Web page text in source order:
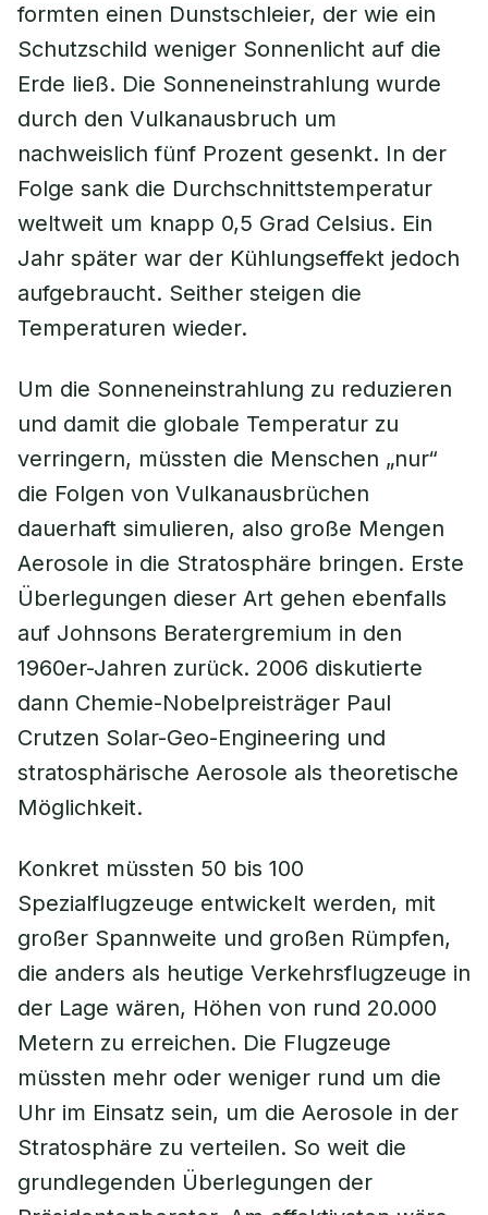
formten einen Dunstschleier, der wie ein
Schutzschild weniger Sonnenlicht auf die
Erde ließ. Die Sonneneinstrahlung wurde
durch den Vulkanausbruch um
nachweislich fünf Prozent gesenkt. In der
Folge sank die Durchschnittstemperatur
weltweit um knapp 0,5 Grad Celsius. Ein
Jahr später war der Kühlungseffekt jedoch
aufgebraucht. Seither steigen die
Temperaturen wieder.
Um die Sonneneinstrahlung zu reduzieren
und damit die globale Temperatur zu
verringern, müssten die Menschen „nur“
die Folgen von Vulkanausbrüchen
dauerhaft simulieren, also große Mengen
Aerosole in die Stratosphäre bringen. Erste
Überlegungen dieser Art gehen ebenfalls
auf Johnsons Beratergremium in den
1960er-Jahren zurück. 2006 diskutierte
dann Chemie-Nobelpreisträger Paul
Crutzen Solar-Geo-Engineering und
stratosphärische Aerosole als theoretische
Möglichkeit.
Konkret müssten 50 bis 100
Spezialflugzeuge entwickelt werden, mit
großer Spannweite und großen Rümpfen,
die anders als heutige Verkehrsflugzeuge in
der Lage wären, Höhen von rund 20.000
Metern zu erreichen. Die Flugzeuge
müssten mehr oder weniger rund um die
Uhr im Einsatz sein, um die Aerosole in der
Stratosphäre zu verteilen. So weit die
grundlegenden Überlegungen der